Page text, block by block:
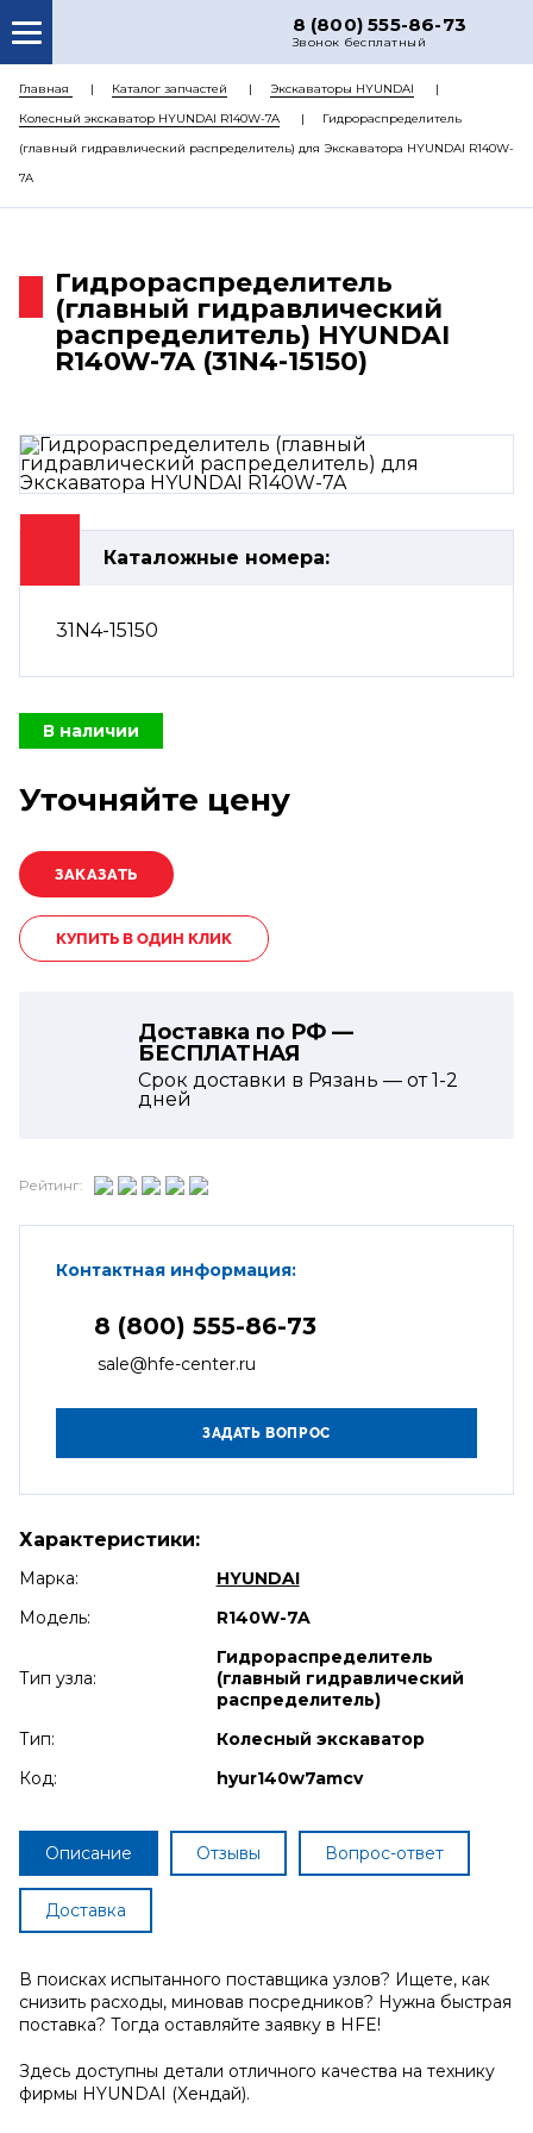
8 (800) 555-86-73
Звонок бесплатный
О НАС
КАТАЛОГ ЗАПЧАСТЕЙ
КОНТАКТЫ
Главная Каталог запчастей
Экскаваторы HYUNDAI
Колесный экскаватор HYUNDAI R140W-7A
Гидрораспределитель
(главный гидравлический распределитель) для Экскаватора HYUNDAI R140W-
7A
Гидрораспределитель
(главный гидравлический
распределитель) HYUNDAI
R140W-7A (31N4-15150)
Каталожные номера:
31N4-15150
В наличии
Уточняйте цену
КУПИТЬ В ОДИН КЛИК
Доставка по РФ —
БЕСПЛАТНАЯ
Срок доставки в Рязань — от1-2
дней
Рейтинг:
Контактная информация:
8 (800) 555-86-73
sale@hfe-center.ru
Характеристики:
Марка:
HYUNDAI
Модель:
R140W-7A
Тип узла:
Гидрораспределитель
(главный гидравлический
распределитель)
Тип:
Колесный экскаватор
Код:
hyur140w7amcv
Описание Отзывы Вопрос-ответ
Доставка
В поисках испытанного поставщика узлов? Ищете, как
снизить расходы, миновав посредников? Нужна быстрая
поставка? Тогда оставляйте заявку в HFE!
Здесь доступны детали отличного качества на технику
фирмы HYUNDAI (Хендай).